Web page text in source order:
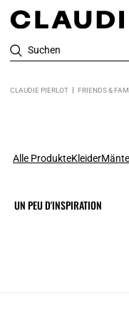
Suchen
CLAUDIE PIERLOT FRIENDS &
Alle ProdukteKleiderMäntel
UN PEU D'INSPIRATION